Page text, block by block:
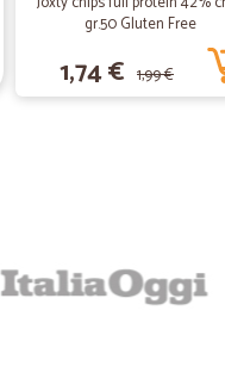
gr.50 Gluten Free
1,74 € 1,99 €